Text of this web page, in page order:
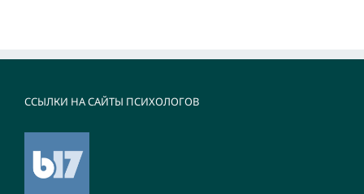
ССЫЛКИ НА САЙТЫ ПСИХОЛОГОВ